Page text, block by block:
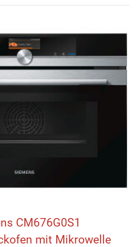
CM676G0S1
mit Mikrowelle